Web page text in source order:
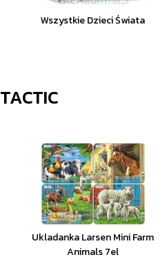
Wszystkie Dzieci Świata
TACTIC
Ukladanka Larsen Mini Farm
Animals 7el